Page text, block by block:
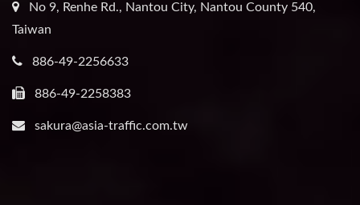
No 9, Renhe Rd., Nantou City, Nantou County 540,
Taiwan
886-49-2256633
886-49-2258383
sakura@asia-traffic.com.tw